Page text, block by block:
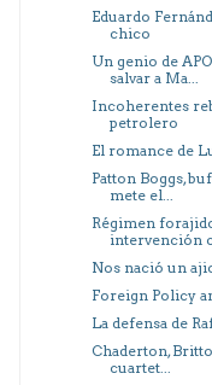
Eduardo
chico
Un genio de
salvar a Ma...
Incoherentes
petrolero
El romance de
Patton Boggs,
mete el...
Régimen
intervención
Nos nació un
Foreign Policy
La defensa de
Chaderton,
cuartet...